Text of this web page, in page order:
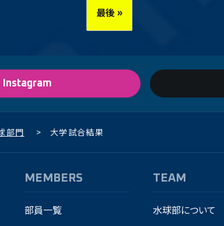
最後 »
Instagram
部門 > 大学試合結果
MEMBERS
部員一覧
TEAM
水球部について